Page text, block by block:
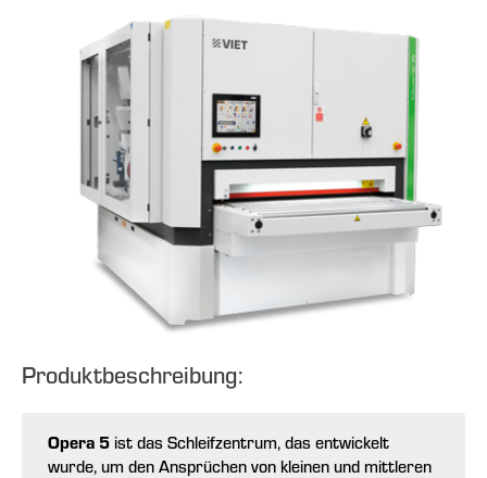
Produktbeschreibung:
Opera 5 ist das Schleifzentrum, das entwickelt
wurde, um den Ansprüchen von kleinen und mittleren